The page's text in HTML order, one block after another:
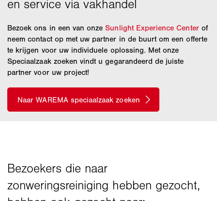
Bezoek ons in een van onzeSunlight Experience Centerof
neem contact op met uw partner in de buurt om een offerte
te krijgen voor uw individuele oplossing. Met onze
Speciaalzaak zoeken vindt u gegarandeerd de juiste
partner voor uw project!